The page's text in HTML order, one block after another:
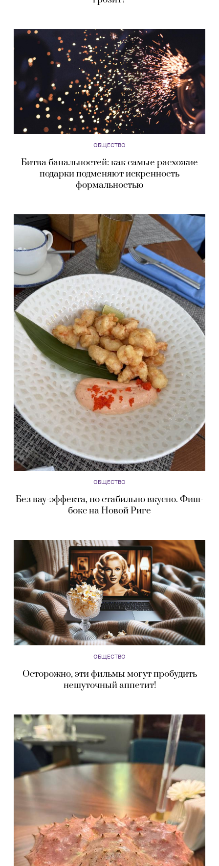
ОБЩЕСТВО
Битва банальностей: как самые расхожие
подарки подменяют искренность
формальностью
ОБЩЕСТВО
Без вау-эффекта, но стабильно вкусно. Фиш-
бокс на Новой Риге
ОБЩЕСТВО
Осторожно, эти фильмы могут пробудить
нешуточный аппетит!